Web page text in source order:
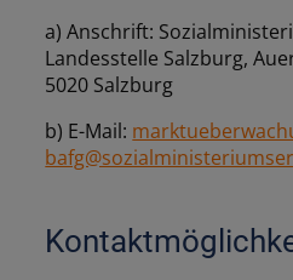
a) Anschrift:
Landesstelle Salzburg,
5020 Salzburg
b) E-Mail: